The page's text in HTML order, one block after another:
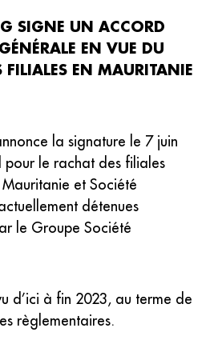
SIGNE UN ACCORD
EN VUE DU
FILIALES EN MAURITANIE
la signature le 7 juin
pour le rachat des filiales
et Société
détenues
le Groupe Société
d’ici à fin 2023, au terme de
règlementaires.